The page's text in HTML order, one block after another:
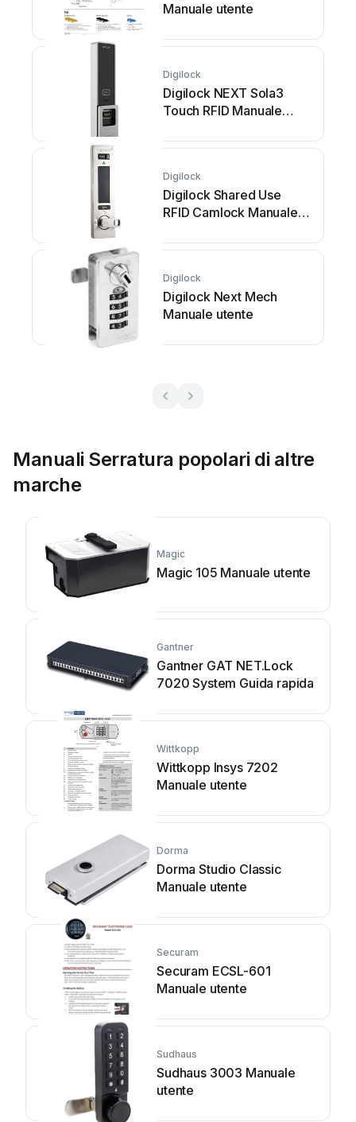
Manuale utente
Digilock
Digilock NEXT Sola3
Touch RFID Manuale
Digilock
Digilock Shared Use
RFID Camlock Manuale
Digilock
Digilock Next Mech
Manuale utente
Manuali Serratura popolari di altre
marche
Magic
Magic 105 Manuale utente
Gantner
Gantner GAT NET.Lock
7020 System Guida rapida
Wittkopp
Wittkopp Insys 7202
Manuale utente
Dorma
Dorma Studio Classic
Manuale utente
Securam
Securam ECSL-601
Manuale utente
Sudhaus
Sudhaus 3003 Manuale
utente